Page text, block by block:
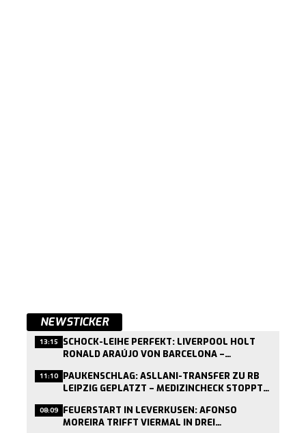
NEWSTICKER
13:15 SCHOCK-LEIHE PERFEKT: LIVERPOOL HOLT
RONALD ARAÚJO VON BARCELONA –
11:10 PAUKENSCHLAG: ASLLANI-TRANSFER ZU RB
LEIPZIG GEPLATZT – MEDIZINCHECK STOPPT
08:09 FEUERSTART IN LEVERKUSEN: AFONSO
MOREIRA TRIFFT VIERMAL IN DREI